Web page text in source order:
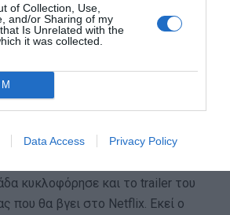
of Collection, Use,
and/or Sharing of my
Is Unrelated with the
it was collected.
Data Access Privacy Policy
δώσει πιο θριλερική οπτική στην
θα έρθει δεύτερη αφού ήδη το
10 επεισοδίων σε σκηνοθεσία του
έχουμε στο War For The
πειστικότατος.
κυκλοφόρησε και το trailer του
που θα βγει στο Netflix. Εκεί ο